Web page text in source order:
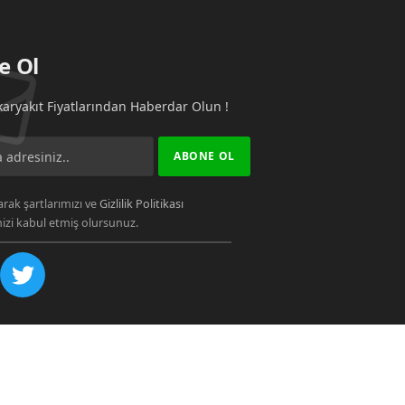
Ol
Fiyatlarından Haberdar Olun !
şartlarımızı veGizlilik Politikası
kabul etmiş olursunuz.